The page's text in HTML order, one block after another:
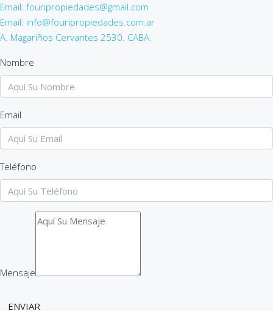
Email: fouripropiedades@gmail.com
Email: info@fouripropiedades.com.ar
A. Magariños Cervantes 2530. CABA.
Nombre
Email
Teléfono
Mensaje
ENVIAR